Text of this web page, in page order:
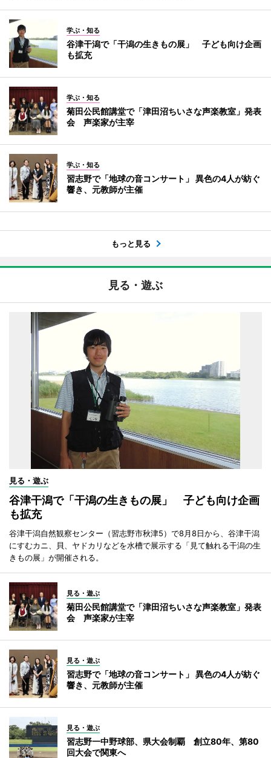
学ぶ・知る
谷津干潟で「干潟の生きもの展」 子ども向け企画
も拡充
学ぶ・知る
菊田公民館講堂で「津田沼ちいさな声楽教室」発表
会 声楽家が主宰
学ぶ・知る
習志野で「地球の音コンサート」 異色の4人が紡ぐ
響き、元教師が主催
もっと見る
見る・遊ぶ
見る・遊ぶ
谷津干潟で「干潟の生きもの展」 子ども向け企画
も拡充
谷津干潟自然観察センター（習志野市秋津5）で8月8日から、谷津干潟
にすむカニ、貝、ヤドカリなどを水槽で展示する「見て触れる干潟の生
きもの展」が開催される。
見る・遊ぶ
菊田公民館講堂で「津田沼ちいさな声楽教室」発表
会 声楽家が主宰
見る・遊ぶ
習志野で「地球の音コンサート」 異色の4人が紡ぐ
響き、元教師が主催
見る・遊ぶ
習志野一中野球部、県大会制覇 創立80年、第80
回大会で関東へ